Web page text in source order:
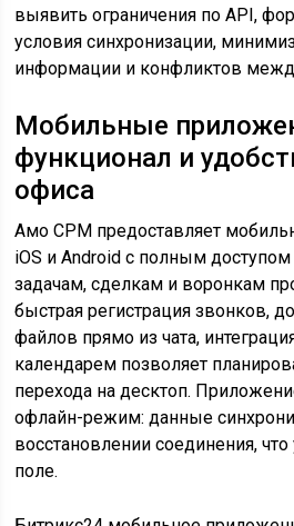
выявить ограничения по API,
условия синхронизации,
информации и конфликтов
Мобильные
функционал и
офиса
Амо СРМ предоставляет
iOS и Android с полным доступом
задачам, сделкам и воронкам
быстрая регистрация звонков,
файлов прямо из чата,
календарем позволяет
перехода на десктоп.
офлайн-режим: данные
восстановлении соединения,
поле.